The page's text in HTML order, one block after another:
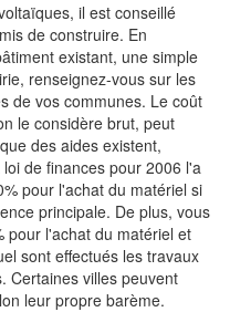
il est conseillé
de construire. En
existant, une simple
renseignez-vous sur les
de vos communes. Le coût
le considère brut, peut
des aides existent,
de finances pour 2006 l'a
pour l'achat du matériel si
principale. De plus, vous
pour l'achat du matériel et
sont effectués les travaux
Certaines villes peuvent
leur propre barème.